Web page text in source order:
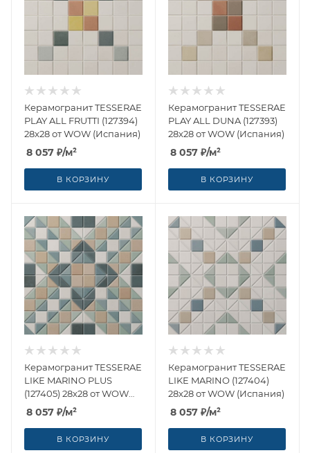
Керамогранит TESSERAE
PLAY ALL FRUTTI (127394)
28x28 от WOW (Испания)
8 057 ₽/м²
В КОРЗИНУ
Керамогранит TESSERAE
PLAY ALL DUNA (127393)
28x28 от WOW (Испания)
8 057 ₽/м²
В КОРЗИНУ
Керамогранит TESSERAE
LIKE MARINO PLUS
(127405) 28x28 от WOW
(Испания)
8 057 ₽/м²
В КОРЗИНУ
Керамогранит TESSERAE
LIKE MARINO (127404)
28x28 от WOW (Испания)
8 057 ₽/м²
В КОРЗИНУ